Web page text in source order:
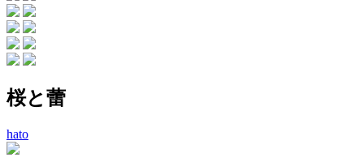
桜と蕾
hato